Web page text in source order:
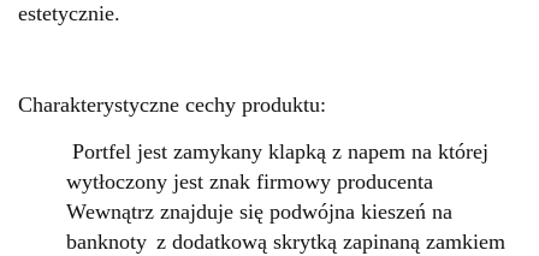
estetycznie.
Charakterystyczne cechy produktu:
Portfel jest zamykany klapką z napem na której
wytłoczony jest znak firmowy producenta
Wewnątrz znajduje się podwójna kieszeń na
banknoty z dodatkową skrytką zapinaną zamkiem